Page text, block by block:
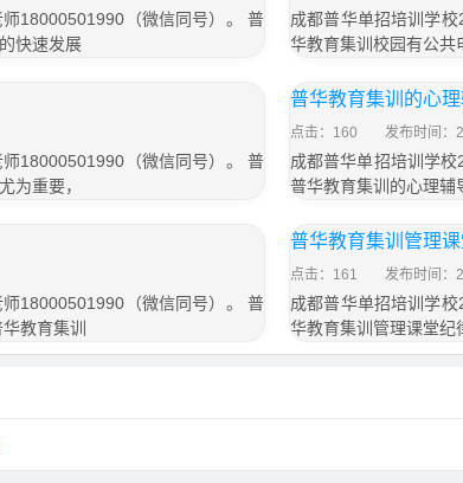
18000501990（微信同号）。 普
快速发展
成都普华单招培训学
华教育集训校园有公共
18000501990（微信同号）。 普
为重要，
普华教育集训的心
点击：160 发布时间：
成都普华单招培训学
普华教育集训的心理辅
18000501990（微信同号）。 普
教育集训
普华教育集训管理
点击：161 发布时间：
成都普华单招培训学
华教育集训管理课堂纪